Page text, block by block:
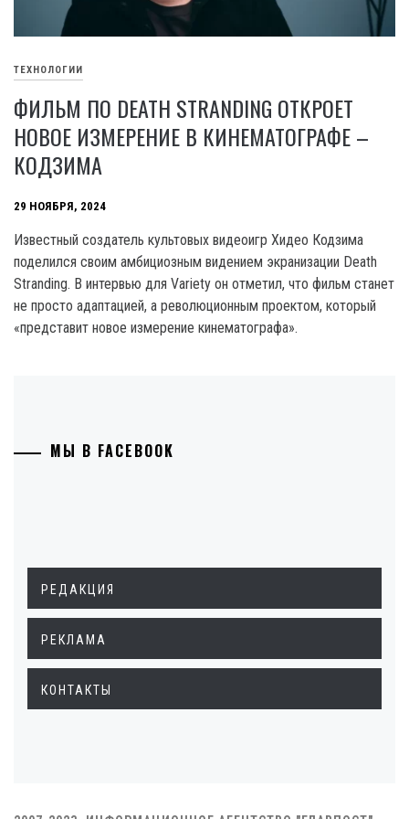
ТЕХНОЛОГИИ
ФИЛЬМ ПО DEATH STRANDING ОТКРОЕТ
НОВОЕ ИЗМЕРЕНИЕ В КИНЕМАТОГРАФЕ –
КОДЗИМА
29 НОЯБРЯ, 2024
Известный создатель культовых видеоигр Хидео Кодзима
поделился своим амбициозным видением экранизации Death
Stranding. В интервью для Variety он отметил, что фильм станет
не просто адаптацией, а революционным проектом, который
«представит новое измерение кинематографа».
МЫ В FACEBOOK
РЕДАКЦИЯ
РЕКЛАМА
КОНТАКТЫ